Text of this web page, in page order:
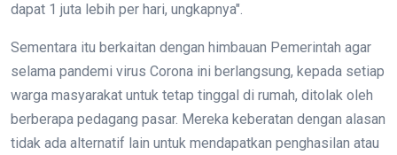
dapat 1 juta lebih per hari, ungkapnya".
Sementara itu berkaitan dengan himbauan Pemerintah agar
selama pandemi virus Corona ini berlangsung, kepada setiap
warga masyarakat untuk tetap tinggal di rumah, ditolak oleh
berberapa pedagang pasar. Mereka keberatan dengan alasan
tidak ada alternatif lain untuk mendapatkan penghasilan atau